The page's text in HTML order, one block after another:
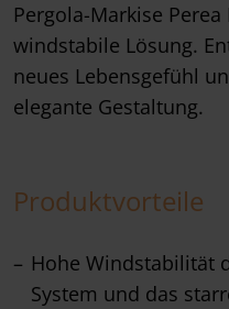
Pergola-Markise
windstabile Lösung.
neues Lebensgefühl
elegante Gestaltung.
Produktvorteile
Hohe Windstabilität
System und das